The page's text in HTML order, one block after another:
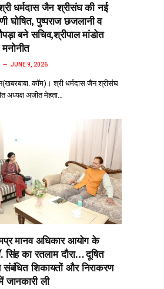
धर्मदास जैन श्रीसंघ की नई
घोषित, पुष्पराज छजलानी व
बने सचिव,श्रीपाल मांडोत
मनोनीत
JUNE 9, 2026
कॉम)। श्री धर्मदास जैन श्रीसंघ
अध्यक्ष अजीत मेहता…
मानव अधिकार आयोग के
सिंह का रतलाम दौरा… दूषित
शिकायतों और निराकरण
ली